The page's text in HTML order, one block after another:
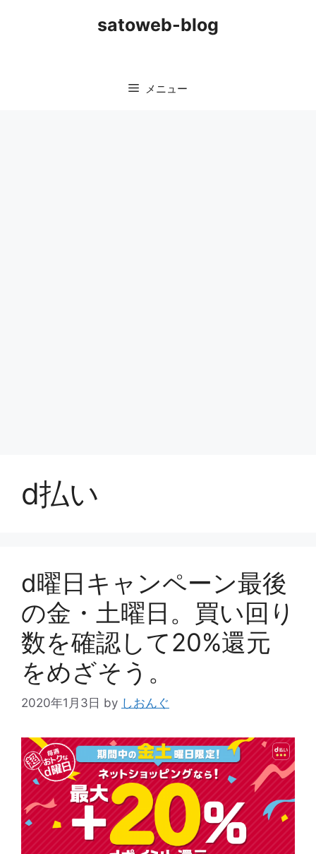
satoweb-blog
メニュー
d払い
d曜日キャンペーン最後
の金・土曜日。買い回り
数を確認して20%還元
をめざそう。
2020年1月3日 by しおんぐ